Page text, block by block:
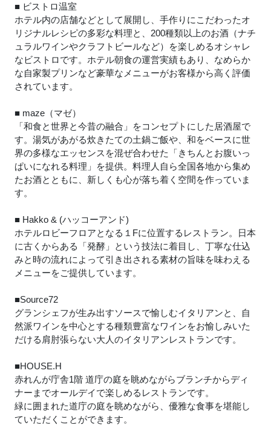
■ ビストロ温室
ホテル内の店舗などとして展開し、手作りにこだわったオ
リジナルレシピの多彩な料理と、200種類以上のお酒（ナチ
ュラルワインやクラフトビールなど）を楽しめるオシャレ
なビストロです。ホテル朝食の運営実績もあり、なめらか
な自家製プリンなど豪華なメニューがお客様から高く評価
されています。
■ maze（マゼ）
「和食と世界と今昔の融合」をコンセプトにした居酒屋で
す。湯気があがる炊きたての土鍋ご飯や、和をベースに世
界の多様なエッセンスを混ぜ合わせた「きちんとお腹いっ
ぱいになれる料理」を提供。料理人自ら全国各地から集め
たお酒とともに、新しくも心が落ち着く空間を作っていま
す。
■ Hakko & (ハッコーアンド)
ホテルロビーフロアとなる１Fに位置するレストラン。日本
に古くからある「発酵」という技法に着目し、丁寧な仕込
みと時の流れによって引き出される素材の旨味を味わえる
メニューをご提供しています。
■Source72
グランシェフが生み出すソースで愉しむイタリアンと、自
然派ワインを中心とする種類豊富なワインをお愉しみいた
だける肩肘張らない大人のイタリアンレストランです。
■HOUSE.H
赤れんが庁舎1階 道庁の庭を眺めながらブランチからディ
ナーまでオールデイで楽しめるレストランです。
緑に囲まれた道庁の庭を眺めながら、優雅な食事を堪能し
ていただくことができます。